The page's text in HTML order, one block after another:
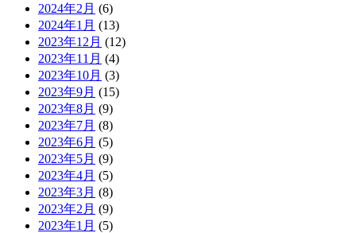
2024年2月 (6)
2024年1月 (13)
2023年12月 (12)
2023年11月 (4)
2023年10月 (3)
2023年9月 (15)
2023年8月 (9)
2023年7月 (8)
2023年6月 (5)
2023年5月 (9)
2023年4月 (5)
2023年3月 (8)
2023年2月 (9)
2023年1月 (5)